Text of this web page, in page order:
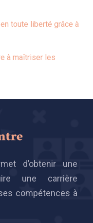
toute liberté grâce à
à maîtriser les
d’obtenir une
une carrière
compétences à